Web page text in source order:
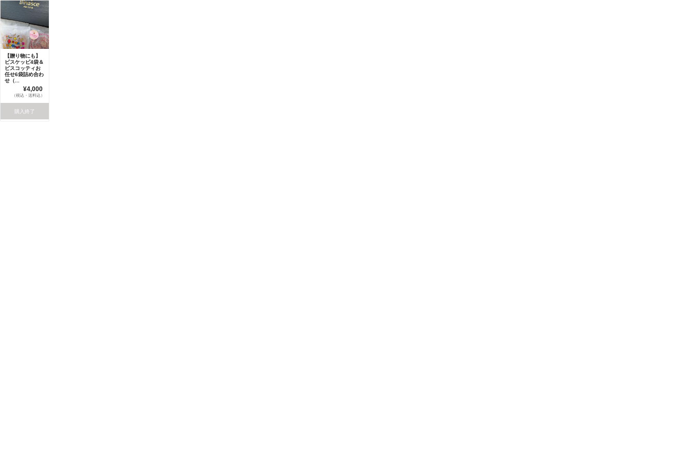
【贈り物にも】
ビスケッピ4袋＆
ビスコッティお
任せ6袋詰め合わ
せ（...
¥4,000
（税込・送料込）
購入終了